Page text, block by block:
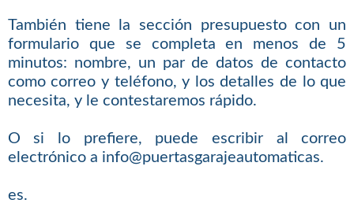
También tiene la sección presupuesto con un
formulario que se completa en menos de 5
minutos: nombre, un par de datos de contacto
como correo y teléfono, y los detalles de lo que
necesita, y le contestaremos rápido.
O si lo prefiere, puede escribir al correo
electrónico a info@puertasgarajeautomaticas.
es.